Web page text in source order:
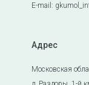
E-mail:
Адрес
Московская